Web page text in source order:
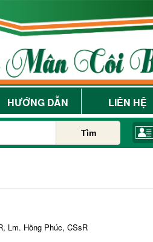
HƯỚNG DẪN LIÊN HỆ
Tìm
Lm. Hồng Phúc, CSsR